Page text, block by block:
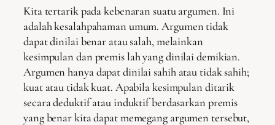
Kita tertarik pada kebenaran suatu argumen. Ini
adalah kesalahpahaman umum. Argumen tidak
dapat dinilai benar atau salah, melainkan
kesimpulan dan premis lah yang dinilai demikian.
Argumen hanya dapat dinilai sahih atau tidak sahih;
kuat atau tidak kuat. Apabila kesimpulan ditarik
secara deduktif atau induktif berdasarkan premis
yang benar kita dapat memegang argumen tersebut,